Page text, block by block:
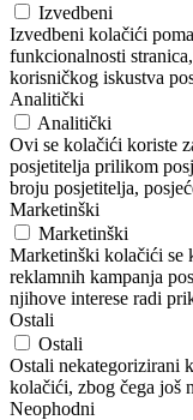
Izvedbeni
Izvedbeni kolačići
funkcionalnosti
korisničkog iskustva
Analitički
Analitički
Ovi se kolačići koriste
posjetitelja prilikom
broju posjetitelja,
Marketinški
Marketinški
Marketinški kolačići se
reklamnih kampanja
njihove interese radi
Ostali
Ostali
Ostali nekategorizirani
kolačići, zbog čega još
Neophodni